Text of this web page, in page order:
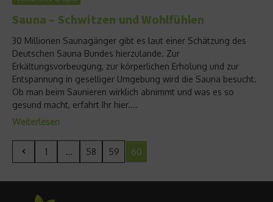
Sauna – Schwitzen und Wohlfühlen
30 Millionen Saunagänger gibt es laut einer Schätzung des
Deutschen Sauna Bundes hierzulande. Zur
Erkältungsvorbeugung, zur körperlichen Erholung und zur
Entspannung in geselliger Umgebung wird die Sauna besucht.
Ob man beim Saunieren wirklich abnimmt und was es so
gesund macht, erfahrt Ihr hier....
Weiterlesen
1 ... 58 59 60